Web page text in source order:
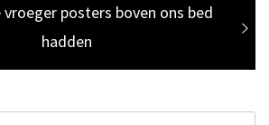
posters boven ons bed
hadden